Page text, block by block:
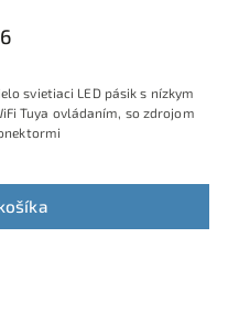
svietiaci LED pásik s nízkym
Tuya ovládaním, so zdrojom